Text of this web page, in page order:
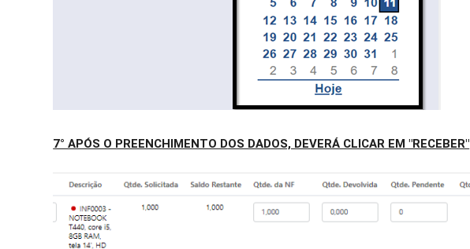
7° APÓS O PREENCHIMENTO DOS DADOS, DEVERÁ CLICAR EM "RECEBER"